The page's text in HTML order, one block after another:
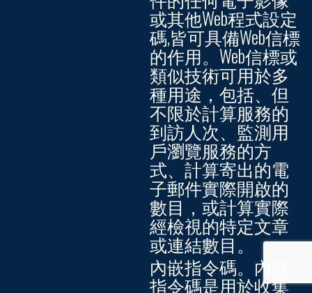
或其他Web程式設定
碼,皆可具備Web信標
的作用。Web信標或
類似技術可用於多
種用途，包括、但
不限於計算服務的
到訪人次、監測用
戶瀏覽服務的方
式、計算寄出的電
子郵件實際開啟的
數目，或計算實際
經檢視的特定文章
或連結數目。
內嵌指令碼。 內嵌
指令碼是用於收集